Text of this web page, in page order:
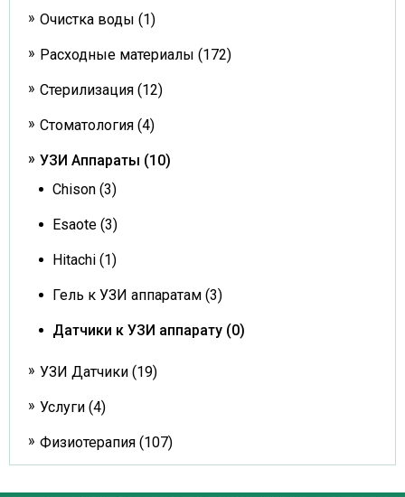
Очистка воды (1)
Расходные материалы (172)
Стерилизация (12)
Стоматология (4)
УЗИ Аппараты (10)
Chison (3)
Esaote (3)
Hitachi (1)
Гель к УЗИ аппаратам (3)
Датчики к УЗИ аппарату (0)
УЗИ Датчики (19)
Услуги (4)
Физиотерапия (107)